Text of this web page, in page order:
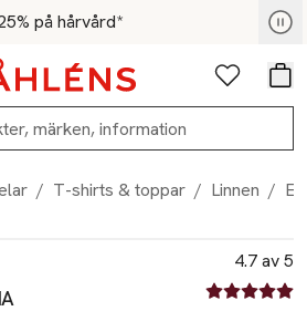
på hårvård*
- Shoppa nu
Favoriter
/ T-shirts & toppar / Linnen /
4.7 av 5
4.7 av fem